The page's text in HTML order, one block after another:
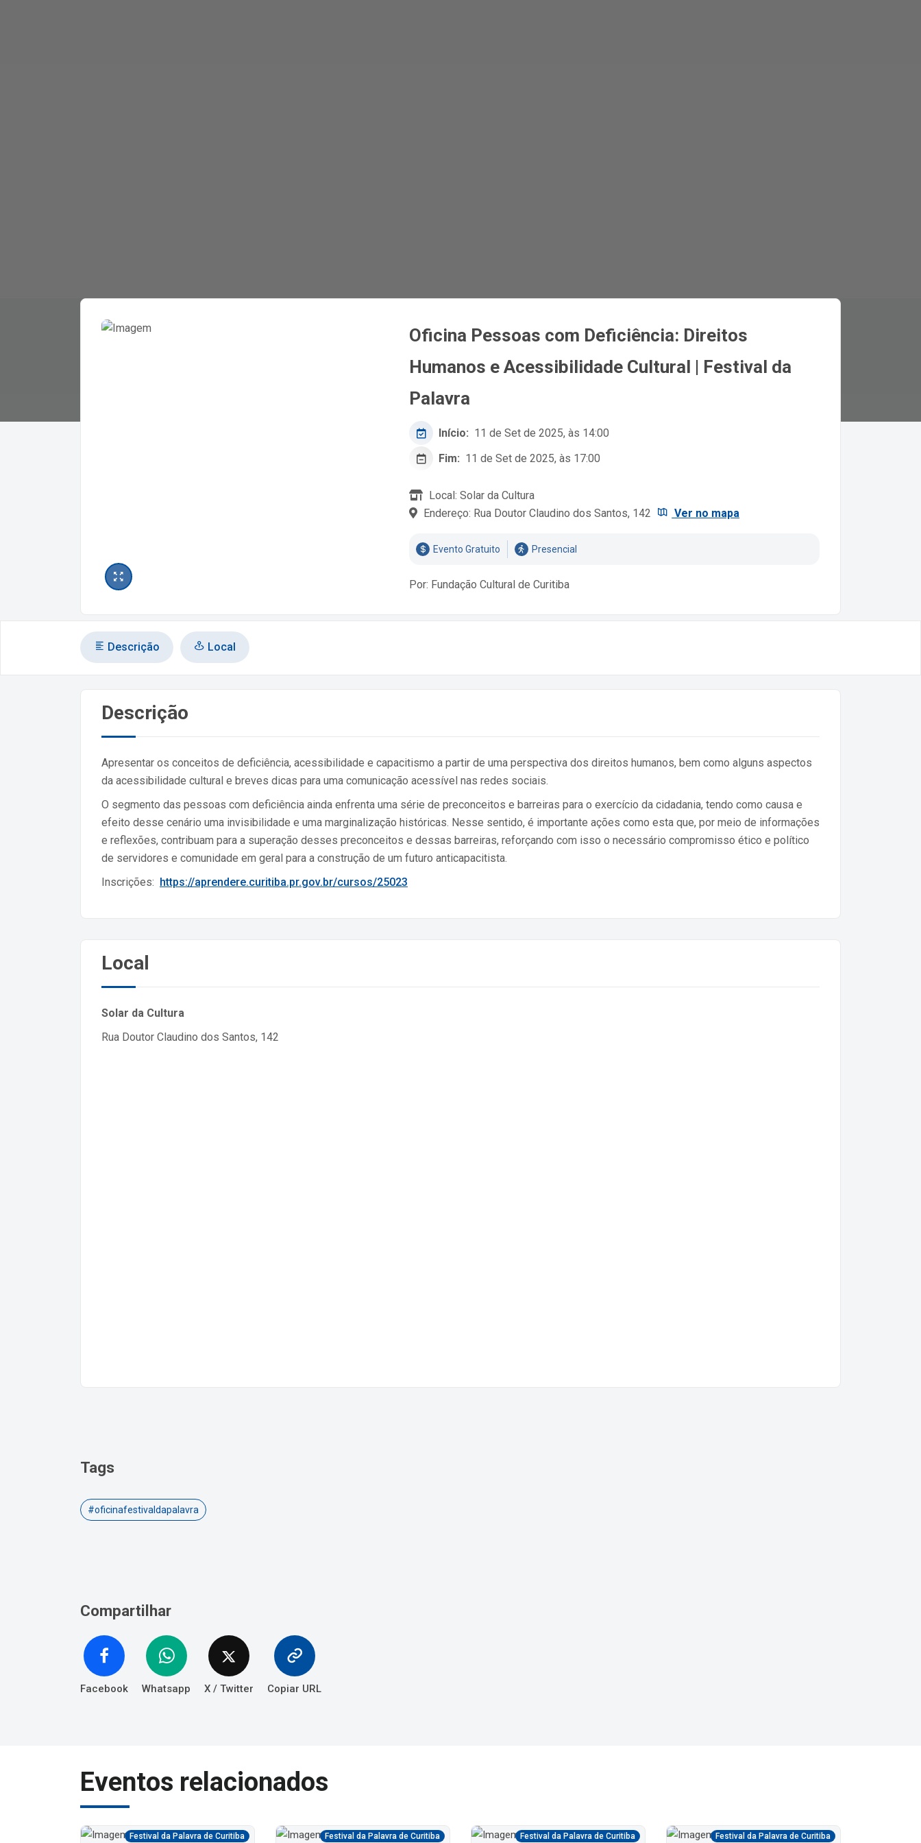
Oficina Pessoas com Deficiência: Direitos
Humanos e Acessibilidade Cultural | Festival da
Palavra
Início: 11 de Set de 2025, às 14:00
Fim: 11 de Set de 2025, às 17:00
Local: Solar da Cultura
Endereço: Rua Doutor Claudino dos Santos, 142
Ver no mapa
Evento Gratuito Presencial
Por: Fundação Cultural de Curitiba
Descrição Local
Descrição
Apresentar os conceitos de deficiência, acessibilidade e capacitismo a partir de uma perspectiva dos direitos humanos, bem como alguns aspectos
da acessibilidade cultural e breves dicas para uma comunicação acessível nas redes sociais.
O segmento das pessoas com deficiência ainda enfrenta uma série de preconceitos e barreiras para o exercício da cidadania, tendo como causa e
efeito desse cenário uma invisibilidade e uma marginalização históricas. Nesse sentido, é importante ações como esta que, por meio de informações
e reflexões, contribuam para a superação desses preconceitos e dessas barreiras, reforçando com isso o necessário compromisso ético e político
de servidores e comunidade em geral para a construção de um futuro anticapacitista.
Inscrições: https://aprendere.curitiba.pr.gov.br/cursos/25023
Local
Solar da Cultura
Rua Doutor Claudino dos Santos, 142
Tags
#oficinafestivaldapalavra
Compartilhar
Facebook Whatsapp X / Twitter Copiar URL
Eventos relacionados
Festival da Palavra de Curitiba Festival da Palavra de Curitiba Festival da Palavra de Curitiba Festival da Palavra de Curitiba